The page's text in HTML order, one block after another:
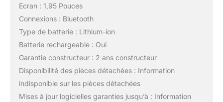
Ecran : 1,95 Pouces
Connexions : Bluetooth
Type de batterie : Lithium-ion
Batterie rechargeable : Oui
Garantie constructeur : 2 ans constructeur
Disponibilité des pièces détachées : Information
indisponible sur les pièces détachées
Mises à jour logicielles garanties jusqu’à : Information